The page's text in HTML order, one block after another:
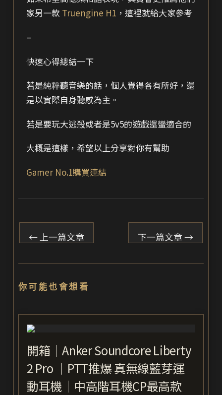
家另一款 Truengine H1 ，這裡就給大家參考
–
快速心得總結一下
若是純粹聽音樂的話，個人覺得各有所好，還
是以實際自身聽感為主。
若是要玩大逃殺或者是5v5的遊戲還蠻適合的
大概是這樣，希望以上分享對你有幫助
Gamer No.1購買連結
←上一篇文章 下一篇文章→
你可能也會想看
開箱｜Anker Soundcore Liberty
2 Pro ｜PTT推爆 真無線藍芽運
動耳機｜中高階耳機CP最高款